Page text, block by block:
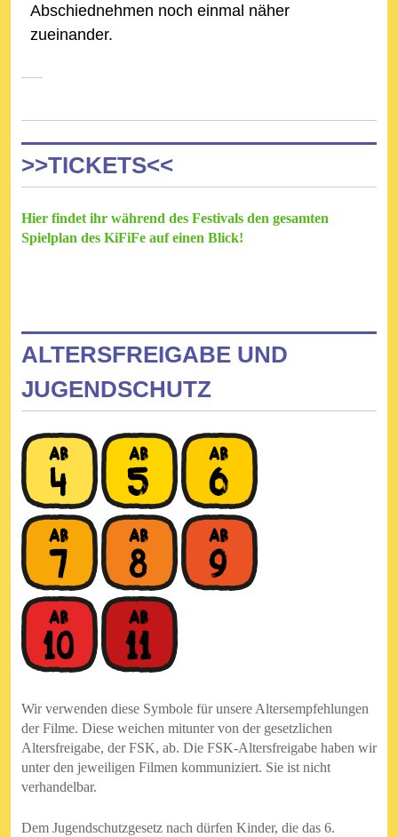
Abschiednehmen noch einmal näher
zueinander.
>>TICKETS<<
Hier findet ihr während des Festivals den gesamten
Spielplan des KiFiFe auf einen Blick!
ALTERSFREIGABE UND
JUGENDSCHUTZ
Wir verwenden diese Symbole für unsere Altersempfehlungen
der Filme. Diese weichen mitunter von der gesetzlichen
Altersfreigabe, der FSK, ab. Die FSK-Altersfreigabe haben wir
unter den jeweiligen Filmen kommuniziert. Sie ist nicht
verhandelbar.
Dem Jugendschutzgesetz nach dürfen Kinder, die das 6.